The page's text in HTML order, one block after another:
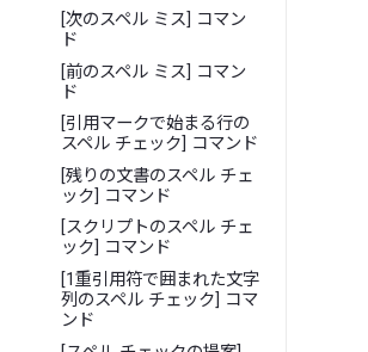
[次のスペル ミス] コマン
ド
[前のスペル ミス] コマン
ド
[引用マークで始まる行の
スペル チェック] コマンド
[残りの文書のスペル チェ
ック] コマンド
[スクリプトのスペル チェ
ック] コマンド
[1重引用符で囲まれた文字
列のスペル チェック] コマ
ンド